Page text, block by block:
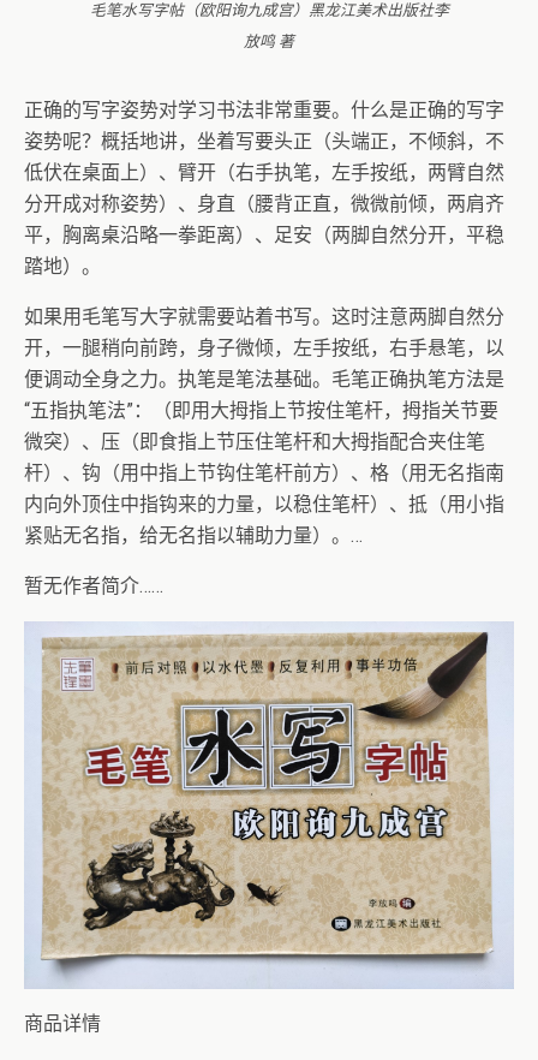
毛笔水写字帖（欧阳询九成宫）黑龙江美术出版社李
放鸣 著
正确的写字姿势对学习书法非常重要。什么是正确的写字
姿势呢？概括地讲，坐着写要头正（头端正，不倾斜，不
低伏在桌面上）、臂开（右手执笔，左手按纸，两臂自然
分开成对称姿势）、身直（腰背正直，微微前倾，两肩齐
平，胸离桌沿略一拳距离）、足安（两脚自然分开，平稳
踏地）。
如果用毛笔写大字就需要站着书写。这时注意两脚自然分
开，一腿稍向前跨，身子微倾，左手按纸，右手悬笔，以
便调动全身之力。执笔是笔法基础。毛笔正确执笔方法是
“五指执笔法”：（即用大拇指上节按住笔杆，拇指关节要
微突）、压（即食指上节压住笔杆和大拇指配合夹住笔
杆）、钩（用中指上节钩住笔杆前方）、格（用无名指南
内向外顶住中指钩来的力量，以稳住笔杆）、抵（用小指
紧贴无名指，给无名指以辅助力量）。…
暂无作者简介……
商品详情